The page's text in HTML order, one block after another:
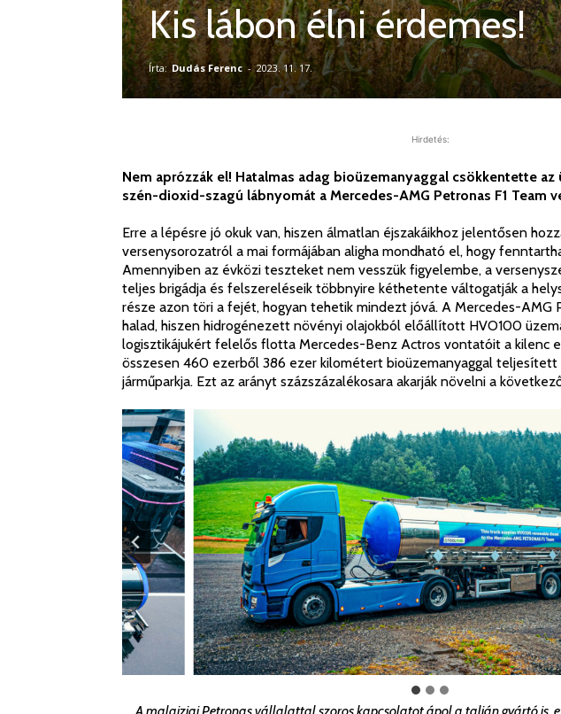
Kis lábon élni érdemes!
Írta: Dudás Ferenc - 2023. 11. 17.
Hirdetés:
Nem aprózzák el! Hatalmas adag bioüzemanyaggal csökkentette
szén-dioxid-szagú lábnyomát a Mercedes-AMG Petronas F1 Team
Erre a lépésre jó okuk van, hiszen álmatlan éjszakáikhoz jelentősen
versenysorozatról a mai formájában aligha mondható el, hogy
Amennyiben az évközi teszteket nem vesszük figyelembe, a
teljes brigádja és felszereléseik többnyire kéthetente váltogatják a
része azon töri a fejét, hogyan tehetik mindezt jóvá. A Mercedes-AMG
halad, hiszen hidrogénezett növényi olajokból előállított HVO100
logisztikájukért felelős flotta Mercedes-Benz Actros vontatóit a kilenc
összesen 460 ezerből 386 ezer kilométert bioüzemanyaggal teljesített
járműparkja. Ezt az arányt százszázalékosara akarják növelni a